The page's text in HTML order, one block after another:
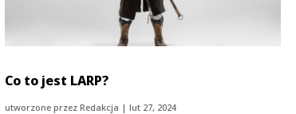
Co to jest LARP?
utworzone przezRedakcja |lut 27, 2024